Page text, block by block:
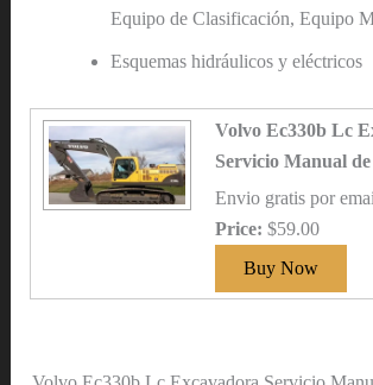
Equipo de Clasificación, Equipo
Esquemas hidráulicos y eléctricos
Volvo Ec330b Lc
Servicio Manual
Envio gratis por
Price: $59.00